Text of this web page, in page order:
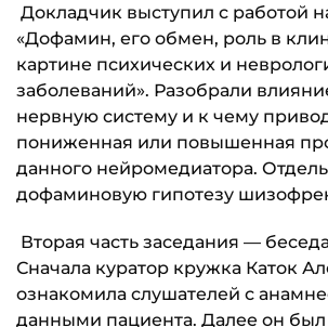
Докладчик выступил с работой
«Дофамин, его обмен, роль в
картине психических и
заболеваний». Разобрали
нервную систему и к чему
пониженная или повышенная
данного нейромедиатора.
дофаминовую гипотезу
Вторая часть заседания —
Сначала куратор кружка Каток
ознакомила слушателей с
данными пациента. Далее он